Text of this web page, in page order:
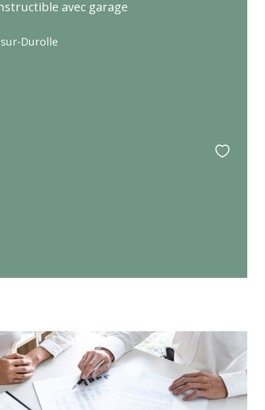
avec garage
Durolle